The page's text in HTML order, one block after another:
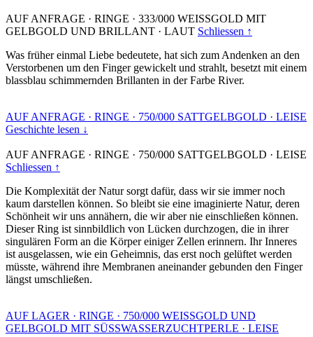
AUF ANFRAGE · RINGE · 333/000 WEISSGOLD MIT
GELBGOLD UND BRILLANT · LAUT Schliessen ↑
Was früher einmal Liebe bedeutete, hat sich zum Andenken an den
Verstorbenen um den Finger gewickelt und strahlt, besetzt mit einem
blassblau schimmernden Brillanten in der Farbe River.
AUF ANFRAGE · RINGE · 750/000 SATTGELBGOLD · LEISE
Geschichte lesen ↓
AUF ANFRAGE · RINGE · 750/000 SATTGELBGOLD · LEISE
Schliessen ↑
Die Komplexität der Natur sorgt dafür, dass wir sie immer noch
kaum darstellen können. So bleibt sie eine imaginierte Natur, deren
Schönheit wir uns annähern, die wir aber nie einschließen können.
Dieser Ring ist sinnbildlich von Lücken durchzogen, die in ihrer
singulären Form an die Körper einiger Zellen erinnern. Ihr Inneres
ist ausgelassen, wie ein Geheimnis, das erst noch gelüftet werden
müsste, während ihre Membranen aneinander gebunden den Finger
längst umschließen.
AUF LAGER · RINGE · 750/000 WEISSGOLD UND
GELBGOLD MIT SÜSSWASSERZUCHTPERLE · LEISE